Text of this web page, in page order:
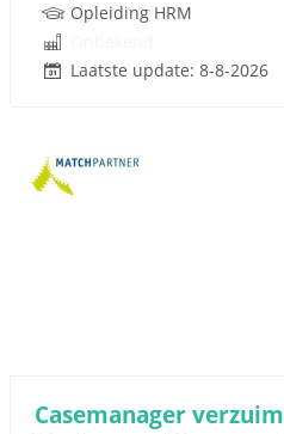
Opleiding HRM
Laatste update: 8-8-2026
Casemanager verzuim